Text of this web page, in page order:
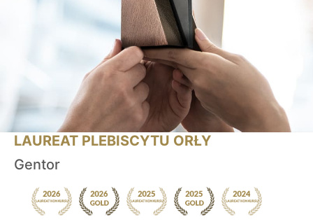
LAUREAT PLEBISCYTU ORŁY
Gentor